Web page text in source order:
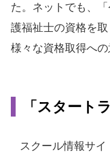
た。ネットでも、
護福祉士の資格を
様々な資格取得へ
「スタート
スクール情報サイ